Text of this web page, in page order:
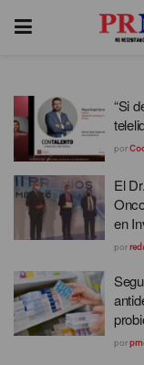
“Si
por
El
en
por
por